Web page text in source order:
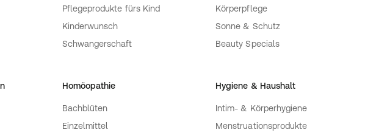
Pflegeprodukte fürs Kind
Kinderwunsch
Schwangerschaft
Körperpflege
Sonne & Schutz
Beauty Specials
Homöopathie
Bachblüten
Einzelmittel
Hygiene & Haushalt
Intim- & Körperhygiene
Menstruationsprodukte